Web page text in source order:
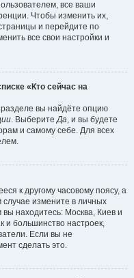
все ваши
Чтобы изменить их,
и перейдите по
все свои настройки и
«Кто сейчас на
вы найдёте опцию
. ВыберитеДа, и вы будете
и самому себе. Для всех
к другому часовому поясу, а
случае измените в личных
вы находитесь: Москва, Киев и
и большинство настроек,
Если вы не
сделать это.